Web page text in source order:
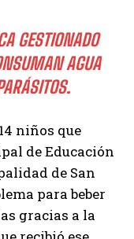
GESTIONADO
AGUA
niños que
de Educación
de San
para beber
gracias a la